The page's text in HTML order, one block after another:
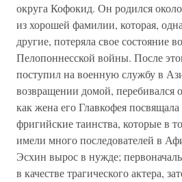
округа Кофокид. Он родился
из хорошей фамилии, которая,
другие, потеряла свое состояние
Пелопоннесской войны. После
поступил на военную службу в
возвращении домой, перебивался
как жена его Главкофея
фригийские таинства, которые в
имели много последователей в
Эсхин вырос в нужде;
в качестве трагического актера,